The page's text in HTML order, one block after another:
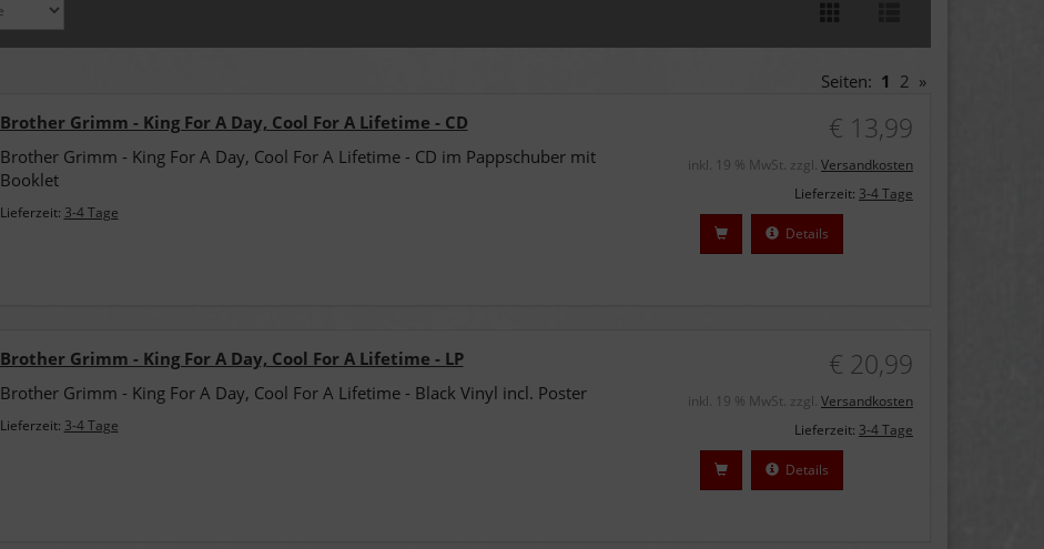
Seiten: 1 2 »
Brother Grimm - King For A Day, Cool For A Lifetime - CD
Brother Grimm - King For A Day, Cool For A Lifetime - CD im Pappschuber mit
Booklet
Lieferzeit: 3-4 Tage
€ 13,99
inkl. 19 % MwSt. zzgl. Versandkosten
Lieferzeit: 3-4 Tage
Details
Brother Grimm - King For A Day, Cool For A Lifetime - LP
Brother Grimm - King For A Day, Cool For A Lifetime - Black Vinyl incl. Poster
Lieferzeit: 3-4 Tage
€ 20,99
inkl. 19 % MwSt. zzgl. Versandkosten
Lieferzeit: 3-4 Tage
Details